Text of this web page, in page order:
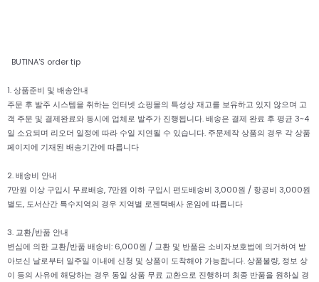
BUTINA'S order tip
1. 상품준비 및 배송안내
주문 후 발주 시스템을 취하는 인터넷 쇼핑몰의 특성상 재고를 보유하고 있지 않으며 고
객 주문 및 결제완료와 동시에 업체로 발주가 진행됩니다. 배송은 결제 완료 후 평균 3~4
일 소요되며 리오더 일정에 따라 수일 지연될 수 있습니다. 주문제작 상품의 경우 각 상품
페이지에 기재된 배송기간에 따릅니다
2. 배송비 안내
7만원 이상 구입시 무료배송, 7만원 이하 구입시 편도배송비 3,000원 / 항공비 3,000원
별도, 도서산간 특수지역의 경우 지역별 로젠택배사 운임에 따릅니다
3. 교환/반품 안내
변심에 의한 교환/반품 배송비: 6,000원 / 교환 및 반품은 소비자보호법에 의거하여 받
아보신 날로부터 일주일 이내에 신청 및 상품이 도착해야 가능합니다. 상품불량, 정보 상
이 등의 사유에 해당하는 경우 동일 상품 무료 교환으로 진행하며 최종 반품을 원하실 경